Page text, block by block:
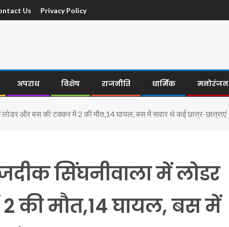
Us Privacy Policy
अपराध विशेष राजनीति धार्मिक मनोरंजन
लोडर और बस की टक्कर में 2 की मौत,14 घायल, बस में सवार थे कई छात्र-छात्राएं
सिंघनीवाला में लोडर
की मौत,14 घायल, बस में